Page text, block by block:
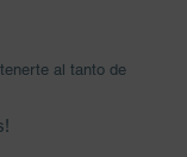
al tanto de